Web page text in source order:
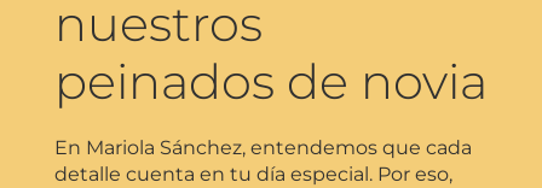
nuestros
peinados de novia
En Mariola Sánchez, entendemos que cada
detalle cuenta en tu día especial. Por eso,